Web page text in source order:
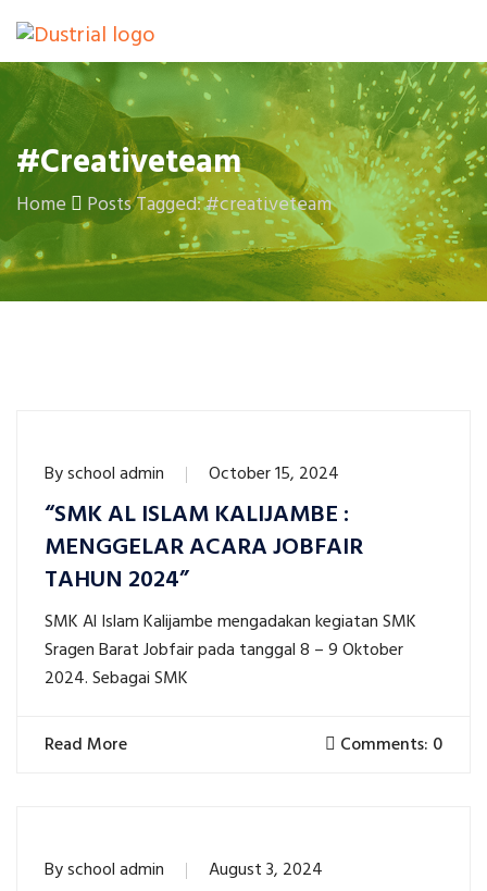
#creativeteam
Home Posts Tagged: #creativeteam
Byschool admin October 15, 2024
“SMK AL ISLAM KALIJAMBE :
MENGGELAR ACARA JOBFAIR
TAHUN 2024”
SMK Al Islam Kalijambe mengadakan kegiatan SMK
Sragen Barat Jobfair pada tanggal 8 – 9 Oktober
2024. Sebagai SMK
Read More Comments: 0
Byschool admin August 3, 2024